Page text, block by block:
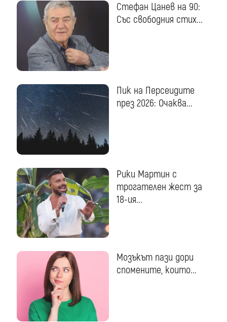
Стефан Цанев на 90:
Със свободния стих...
Пик на Персеидите
през 2026: Очаква...
Рики Мартин с
трогателен жест за
18-ия...
Мозъкът пази дори
спомените, които...